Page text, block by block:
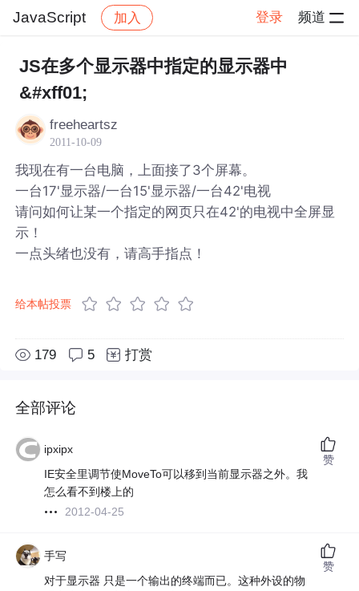
JavaScript 加入 登录 频道
社区 JavaScript 帖子详情
JS在多个显示器中指定的显示器中
&#xff01;
freeheartsz
2011-10-09
我现在有一台电脑，上面接了3个屏幕。
一台17'显示器/一台15'显示器/一台42'电视
请问如何让某一个指定的网页只在42'的电视中全屏显
示！
一点头绪也没有，请高手指点！
给本帖投票
179 5 打赏
全部评论
ipxipx
IE安全里调节使MoveTo可以移到当前显示器之外。我
怎么看不到楼上的
2012-04-25
赞
手写
对于显示器 只是一个输出的终端而已。这种外设的物
赞